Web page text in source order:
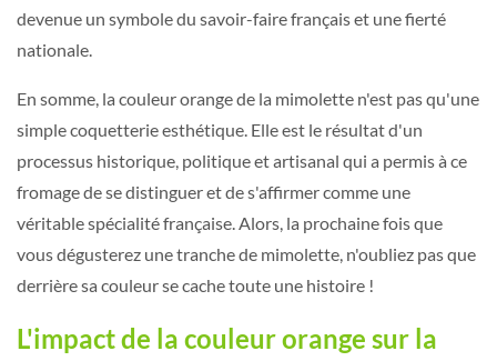
devenue un symbole du savoir-faire français et une fierté
nationale.
En somme, la couleur orange de la mimolette n'est pas qu'une
simple coquetterie esthétique. Elle est le résultat d'un
processus historique, politique et artisanal qui a permis à ce
fromage de se distinguer et de s'affirmer comme une
véritable spécialité française. Alors, la prochaine fois que
vous dégusterez une tranche de mimolette, n'oubliez pas que
derrière sa couleur se cache toute une histoire !
L'impact de la couleur orange sur la